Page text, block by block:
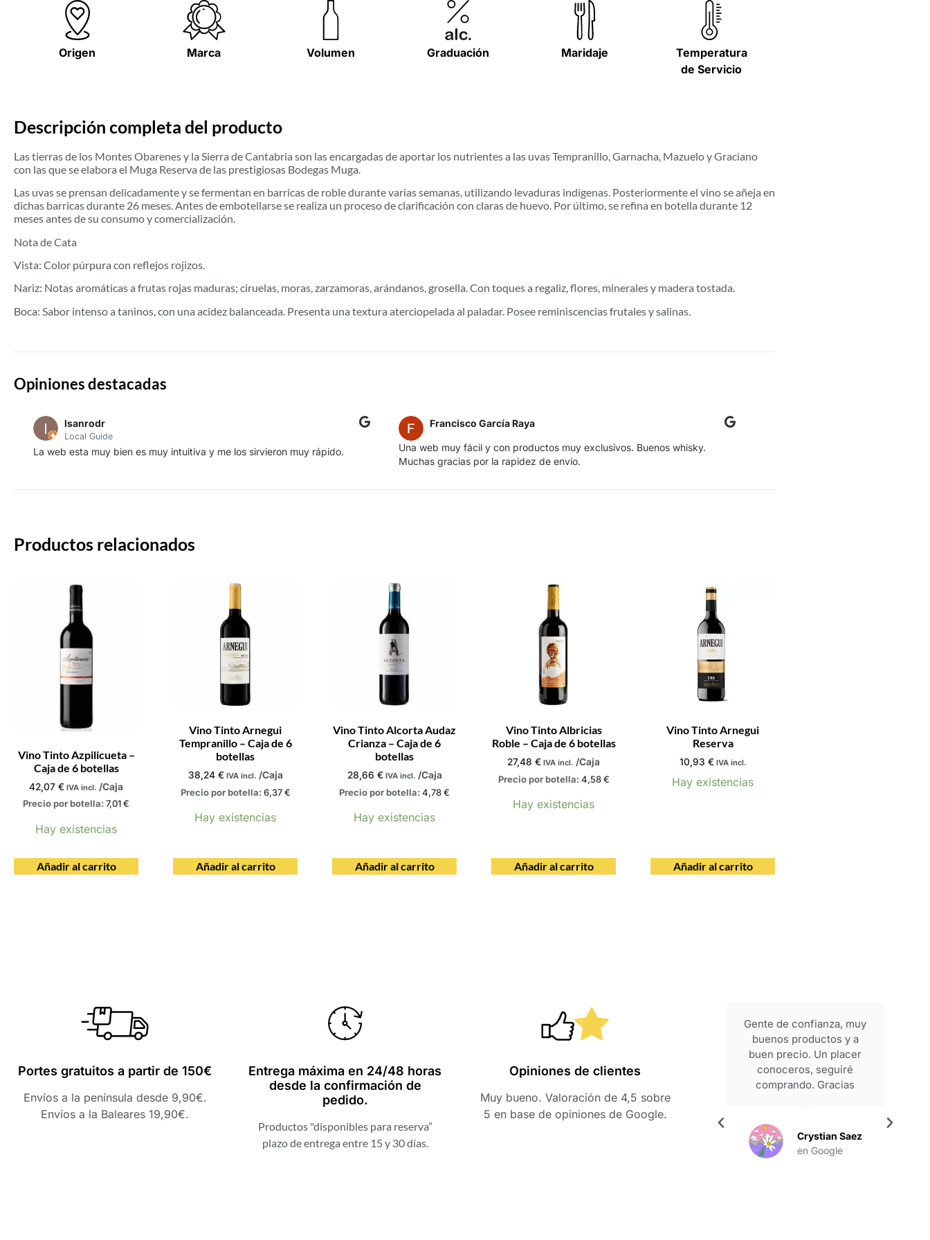
Origen Marca Volumen Graduación Maridaje
Temperatura
de Servicio
Descripción completa del producto
Las tierras de los Montes Obarenes y la Sierra de Cantabria son las encargadas de aportar los nutrientes a las uvas Tempranillo, Garnacha, Mazuelo y Graciano
con las que se elabora el Muga Reserva de las prestigiosas Bodegas Muga.
Las uvas se prensan delicadamente y se fermentan en barricas de roble durante varias semanas, utilizando levaduras indígenas. Posteriormente el vino se añeja en
dichas barricas durante 26 meses. Antes de embotellarse se realiza un proceso de clarificación con claras de huevo. Por último, se refina en botella durante 12
meses antes de su consumo y comercialización.
Nota de Cata
Vista: Color púrpura con reflejos rojizos.
Nariz: Notas aromáticas a frutas rojas maduras; ciruelas, moras, zarzamoras, arándanos, grosella. Con toques a regaliz, flores, minerales y madera tostada.
Boca: Sabor intenso a taninos, con una acidez balanceada. Presenta una textura aterciopelada al paladar. Posee reminiscencias frutales y salinas.
Opiniones destacadas
lsanrodr
Local Guide
La web esta muy bien es muy intuitiva y me los sirvieron muy rápido.
Francisco García Raya
Una web muy fácil y con productos muy exclusivos. Buenos whisky.
Muchas gracias por la rapidez de envío.
Productos relacionados
Vino Tinto Azpilicueta –
Caja de 6 botellas
42,07 € IVA incl. /Caja
Precio por botella: 7,01€
Hay existencias
Añadir al carrito
Vino Tinto Arnegui
Tempranillo – Caja de 6
botellas
38,24 € IVA incl. /Caja
Precio por botella: 6,37€
Hay existencias
Añadir al carrito
Vino Tinto Alcorta Audaz
Crianza – Caja de 6
botellas
28,66 € IVA incl. /Caja
Precio por botella: 4,78€
Hay existencias
Añadir al carrito
Vino Tinto Albricias
Roble – Caja de 6 botellas
27,48 € IVA incl. /Caja
Precio por botella: 4,58€
Hay existencias
Añadir al carrito
Vino Tinto Arnegui
Reserva
10,93 € IVA incl.
Hay existencias
Añadir al carrito
Portes gratuitos a partir de 150€
Envíos a la península desde 9,90€.
Envíos a la Baleares 19,90€.
Entrega máxima en 24/48 horas
desde la confirmación de
pedido.
Productos "disponibles para reserva”
plazo de entrega entre 15 y 30 días.
Opiniones de clientes
Muy bueno. Valoración de 4,5 sobre
5 en base de opiniones de Google.
Una web muy fácil y con
whisky. Muchas gracias
por la rapidez de envío.
Cristina Morón
Pedraza
Hola, mi experiencia
acaba de empezar y con
profesionales, y eso se
brindan. Gracias, Francis,
a ti y a tu equipo por esta
Gente de confianza, muy
buenos productos y a
buen precio. Un placer
conoceros, seguiré
comprando. Gracias
Crystian Saez
en Google